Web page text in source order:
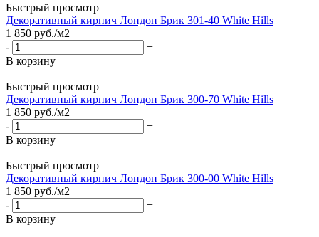
Быстрый просмотр
Декоративный кирпич Лондон Брик 301-40 White Hills
1 850 руб./м2
-
+
В корзину
Быстрый просмотр
Декоративный кирпич Лондон Брик 300-70 White Hills
1 850 руб./м2
-
+
В корзину
Быстрый просмотр
Декоративный кирпич Лондон Брик 300-00 White Hills
1 850 руб./м2
-
+
В корзину